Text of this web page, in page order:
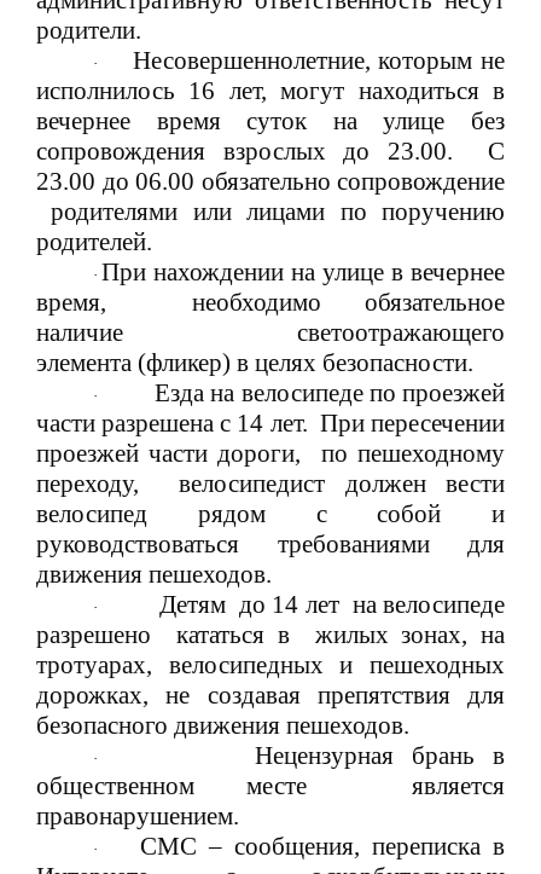
родители.
·
Несовершеннолетние, которым не
исполнилось 16 лет, могут находиться в
вечернее время суток на улице без
сопровождения взрослых до 23.00. С
23.00 до 06.00 обязательно сопровождение
родителями или лицами по поручению
родителей.
· При нахождении на улице в вечернее
время, необходимо обязательное
наличие светоотражающего
элемента (фликер) в целях безопасности.
·
Езда на велосипеде по проезжей
части разрешена с 14 лет. При пересечении
проезжей части дороги, по пешеходному
переходу, велосипедист должен вести
велосипед рядом с собой и
руководствоваться требованиями для
движения пешеходов.
·
Детям до 14 лет на велосипеде
разрешено кататься в жилых зонах, на
тротуарах, велосипедных и пешеходных
дорожках, не создавая препятствия для
безопасного движения пешеходов.
·
Нецензурная брань в
общественном месте является
правонарушением.
·
СМС – сообщения, переписка в